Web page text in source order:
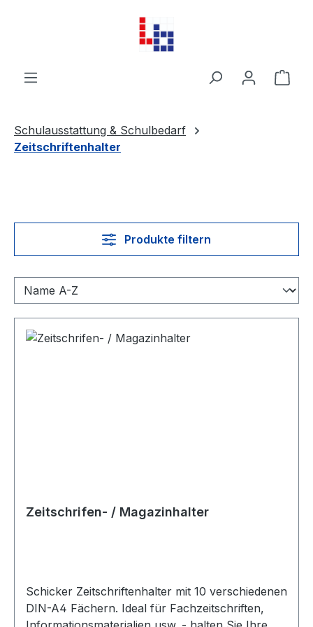
Zum Hauptinhalt springen
Schulausstattung & Schulbedarf
Zeitschriftenhalter
Produkte filtern
Zeitschrifen- / Magazinhalter
Schicker Zeitschriftenhalter mit 10 verschiedenen
DIN-A4 Fächern. Ideal für Fachzeitschriften,